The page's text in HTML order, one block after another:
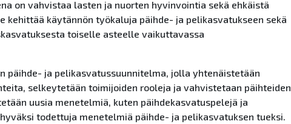
on vahvistaa lasten ja nuorten hyvinvointia sekä ehkäistä
kehittää käytännön työkaluja päihde- ja pelikasvatukseen sekä
toiselle asteelle vaikuttavassa
päihde- ja pelikasvatussuunnitelma, jolla yhtenäistetään
selkeytetään toimijoiden rooleja ja vahvistetaan päihteiden
uusia menetelmiä, kuten päihdekasvatuspelejä ja
todettuja menetelmiä päihde- ja pelikasvatuksen tueksi.